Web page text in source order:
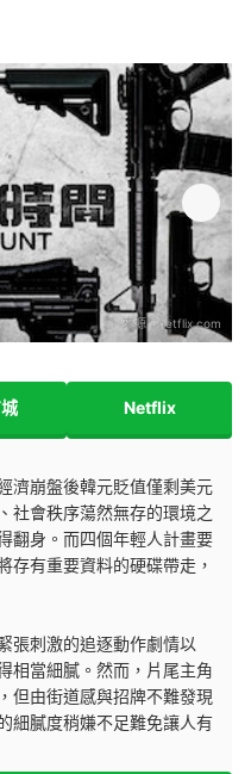
來源：netflix.com
Netflix
濟崩盤後韓元貶值僅剩美元
社會秩序蕩然無存的環境之
翻身。而四個年輕人計畫要
存有重要資料的硬碟帶走，
張刺激的追逐動作劇情以
相當細膩。然而，片尾主角
但由街道感與招牌不難發現
細膩度稍嫌不足難免讓人有